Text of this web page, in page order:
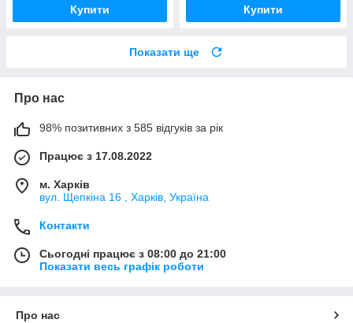
Купити Купити
Показати ще
Про нас
98% позитивних з 585 відгуків за рік
Працює з 17.08.2022
м. Харків
вул. Щепкіна 16 , Харків, Україна
Контакти
Сьогодні працює з 08:00 до 21:00
Показати весь графік роботи
Про нас